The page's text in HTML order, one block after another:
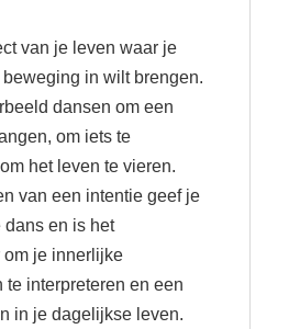
van je leven waar je
in wilt brengen.
dansen om een
om iets te
het leven te vieren.
van een intentie geef je
dans en is het
je innerlijke
te interpreteren en een
in je dagelijkse leven.